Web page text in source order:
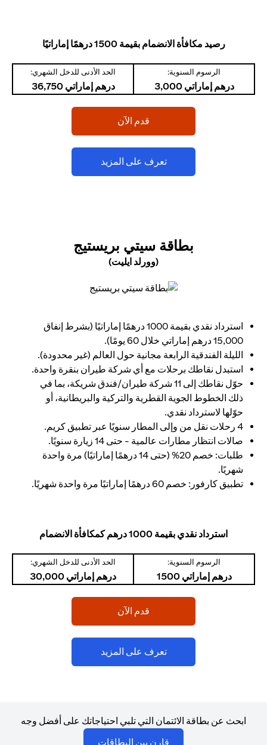
رصيد مكافأة الانضمام بقيمة 1500 درهمًا إماراتيًا
الرسوم السنوية:
درهم إماراتي 3,000
الحد الأدنى للدخل الشهري:
درهم إماراتي 36,750
قدم الآن
تعرف على المزيد
بطاقة سيتي بريستيج
(وورلد ايليت)
استرداد نقدي بقيمة 1000 درهمًا إماراتيًا (بشرط إنفاق
15,000 درهم إماراتي خلال 60 يومًا).
الليلة الفندقية الرابعة مجانية حول العالم (غير محدودة).
استبدل نقاطك برحلات مع أي شركة طيران بنقرة واحدة.
حوّل نقاطك إلى 11 شركة طيران/فندق شريكة، بما في
ذلك الخطوط الجوية القطرية والتركية والبريطانية، أو
حوّلها لاسترداد نقدي.
4 رحلات نقل من وإلى المطار سنويًا عبر تطبيق كريم.
صالات انتظار مطارات عالمية - حتى 14 زيارة سنويًا.
طلبات: خصم 20% (حتى 14 درهمًا إماراتيًا) مرة واحدة
شهريًا.
تطبيق كارفور: خصم 60 درهمًا إماراتيًا مرة واحدة شهريًا.
استرداد نقدي بقيمة 1000 درهم كمكافأة الانضمام
الرسوم السنوية:
درهم إماراتي 1500
الحد الأدنى للدخل الشهري:
درهم إماراتي 30,000
قدم الآن
تعرف على المزيد
ابحث عن بطاقة الائتمان التي تلبي احتياجاتك على أفضل وجه
قارن بين البطاقات